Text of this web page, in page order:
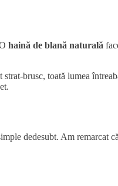
haină de blană naturală
brusc, toată lumea
dedesubt. Am